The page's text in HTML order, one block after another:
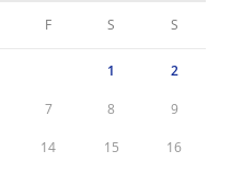
F S S
1 2
7 8 9
14 15 16